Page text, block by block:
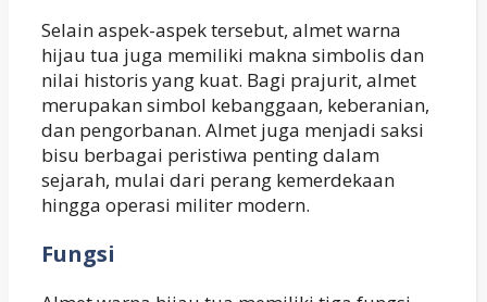
Selain aspek-aspek tersebut, almet warna
hijau tua juga memiliki makna simbolis dan
nilai historis yang kuat. Bagi prajurit, almet
merupakan simbol kebanggaan, keberanian,
dan pengorbanan. Almet juga menjadi saksi
bisu berbagai peristiwa penting dalam
sejarah, mulai dari perang kemerdekaan
hingga operasi militer modern.
Fungsi